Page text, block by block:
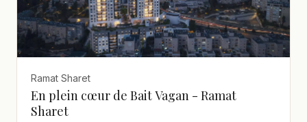
Ramat Sharet
En plein cœur de Bait Vagan - Ramat
Sharet